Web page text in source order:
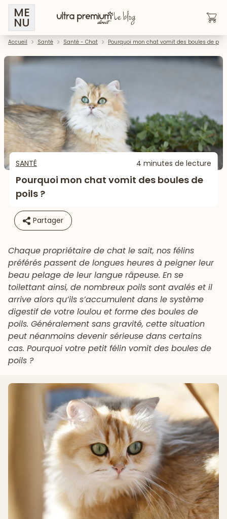
ME
NU
Accueil Santé Santé - Chat Pourquoi mon chat vomit des boules de
SANTÉ 4 minutes de lecture
Pourquoi mon chat vomit des boules de
poils ?
Partager
Chaque propriétaire de chat le sait, nos félins
préférés passent de longues heures à peigner leur
beau pelage de leur langue râpeuse. En se
toilettant ainsi, de nombreux poils sont avalés et il
arrive alors qu’ils s’accumulent dans le système
digestif de votre loulou et forme des boules de
poils. Généralement sans gravité, cette situation
peut néanmoins devenir sérieuse dans certains
cas. Pourquoi votre petit félin vomit des boules de
poils ?